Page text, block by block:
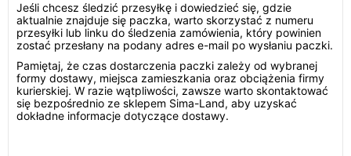
Jeśli chcesz śledzić przesyłkę i dowiedzieć się, gdzie
aktualnie znajduje się paczka, warto skorzystać z numeru
przesyłki lub linku do śledzenia zamówienia, który powinien
zostać przesłany na podany adres e-mail po wysłaniu paczki.
Pamiętaj, że czas dostarczenia paczki zależy od wybranej
formy dostawy, miejsca zamieszkania oraz obciążenia firmy
kurierskiej. W razie wątpliwości, zawsze warto skontaktować
się bezpośrednio ze sklepem Sima-Land, aby uzyskać
dokładne informacje dotyczące dostawy.